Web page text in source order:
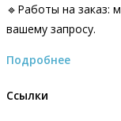
🔹Работы на заказ:
вашему запросу.
Подробнее
Ссылки